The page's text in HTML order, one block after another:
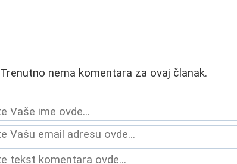
Trenutno nema komentara za ovaj članak.